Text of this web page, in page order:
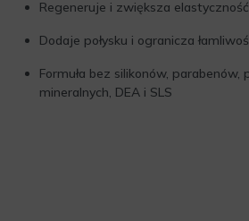
Regeneruje i zwiększa elastyczność
Dodaje połysku i ogranicza
Formuła bez silikonów, parabenów,
mineralnych, DEA i SLS